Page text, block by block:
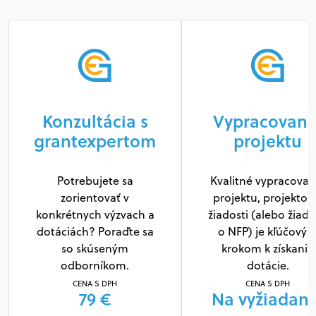
Konzultácia s
grantexpertom
Potrebujete sa
zorientovať v
konkrétnych výzvach a
dotáciách? Poraďte sa
so skúseným
odborníkom.
CENA S DPH
79 €
projektu
Kvalitné
projektu,
žiadosti (alebo
o NFP) je
krokom k získaniu
dotácie.
CENA S DPH
Na